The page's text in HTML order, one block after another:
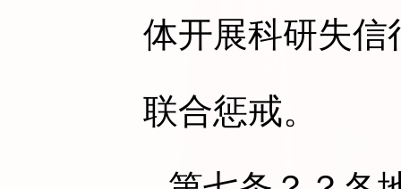
体开展科研失信
联合惩戒。